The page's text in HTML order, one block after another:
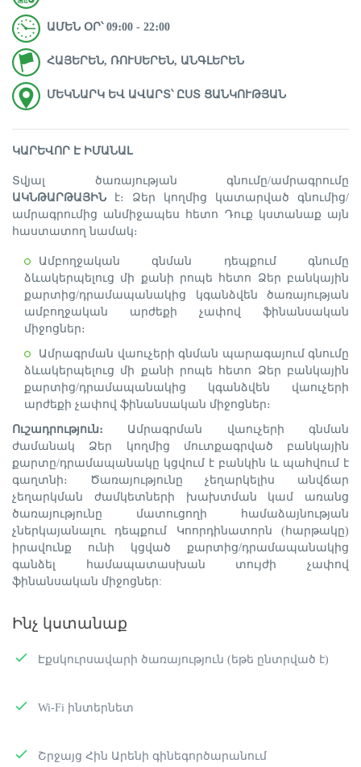
ԱՄԵՆ ՕՐ՝ 09։00 - 22։00
ՀԱՅԵՐԵՆ, ՌՈՒՍԵՐԵՆ, ԱՆԳԼԵՐԵՆ
ՄԵԿՆԱՐԿ ԵՎ ԱՎԱՐՏ՝ ԸՍՏ ՑԱՆԿՈՒԹՅԱՆ
ԿԱՐԵՎՈՐ Է ԻՄԱՆԱԼ
Տվյալ ծառայության գնումը/ամրագրումը
ԱԿՆԹԱՐԹԱՅԻՆ է։ Ձեր կողմից կատարված գնումից/
ամրագրումից անմիջապես հետո Դուք կստանաք այն
հաստատող նամակ։
Ամբողջական գնման դեպքում գնումը
ձևակերպելուց մի քանի րոպե հետո Ձեր բանկային
քարտից/դրամապանակից կգանձվեն ծառայության
ամբողջական արժեքի չափով ֆինանսական
միջոցներ։
Ամրագրման վաուչերի գնման պարագայում գնումը
ձևակերպելուց մի քանի րոպե հետո Ձեր բանկային
քարտից/դրամապանակից կգանձվեն վաուչերի
արժեքի չափով ֆինանսական միջոցներ։
Ուշադրություն։ Ամրագրման վաուչերի գնման
ժամանակ Ձեր կողմից մուտքագրված բանկային
քարտը/դրամապանակը կցվում է բանկին և պահվում է
գաղտնի։ Ծառայությունը չեղարկելիս անվճար
չեղարկման ժամկետների խախտման կամ առանց
ծառայությունը մատուցողի համաձայնության
չներկայանալու դեպքում Կոորդինատորն (հարթակը)
իրավունք ունի կցված քարտից/դրամապանակից
գանձել համապատասխան տույժի չափով
ֆինանսական միջոցներ:
Ինչ կստանաք
Էքսկուրսավարի ծառայություն (եթե ընտրված է)
Wi-Fi ինտերնետ
Շրջայց Հին Արենի գինեգործարանում